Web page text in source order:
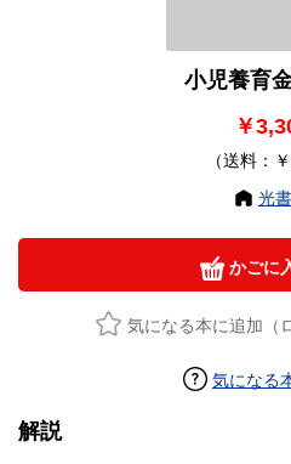
小児養育
￥
（送料：
光
かごに
気になる本に追加（
気になる
解説